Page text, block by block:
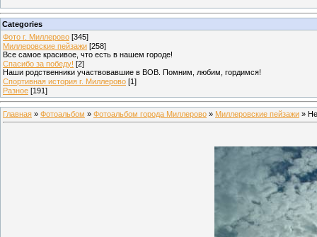
Categories
Фото г. Миллерово [345]
Миллеровские пейзажи [258]
Все самое красивое, что есть в нашем городе!
Спасибо за победу! [2]
Наши родственники участвовавшие в ВОВ. Помним, любим, гордимся!
Спортивная история г. Миллерово [1]
Разное [191]
Главная » Фотоальбом » Фотоальбом города Миллерово » Миллеровские пейзажи »